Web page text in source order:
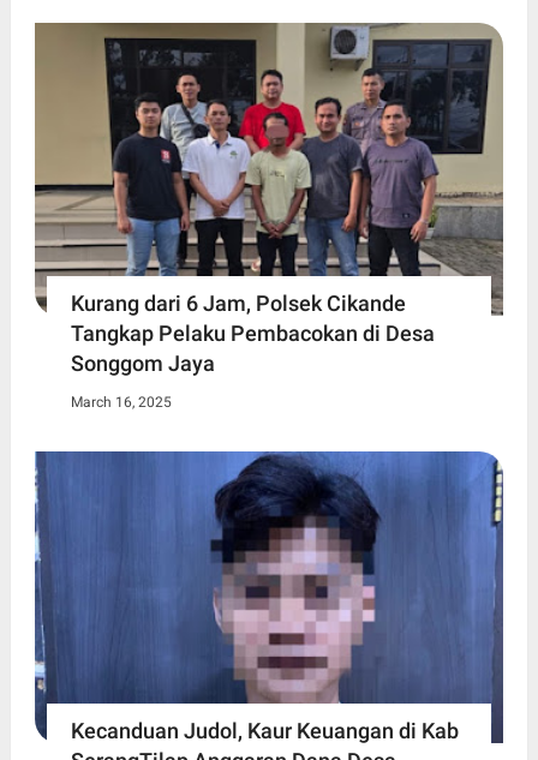
Kurang dari 6 Jam, Polsek Cikande
Tangkap Pelaku Pembacokan di Desa
Songgom Jaya
March 16, 2025
Kecanduan Judol, Kaur Keuangan di Kab